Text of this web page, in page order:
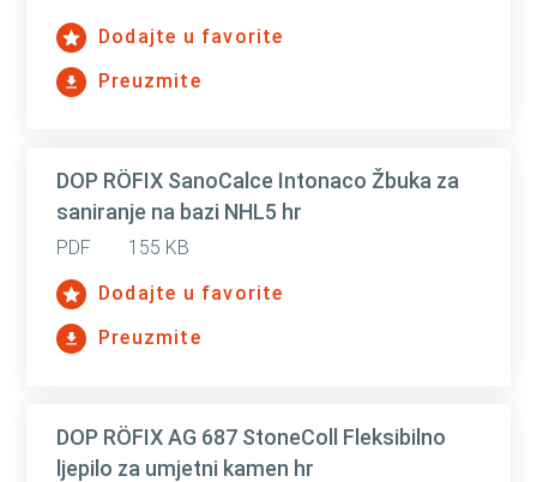
Dodajte u favorite
Preuzmite
DOP RÖFIX SanoCalce Intonaco Žbuka za
saniranje na bazi NHL5 hr
PDF
155 KB
Dodajte u favorite
Preuzmite
DOP RÖFIX AG 687 StoneColl Fleksibilno
ljepilo za umjetni kamen hr